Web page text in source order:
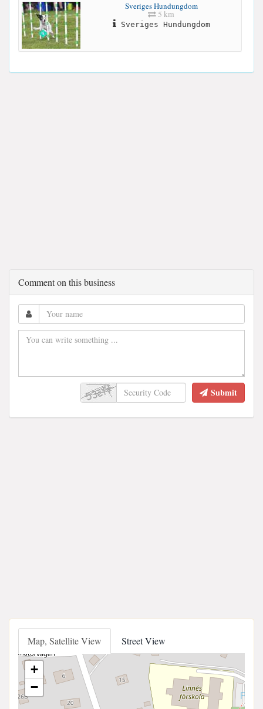
Sveriges Hundungdom
5 km
Sveriges Hundungdom
Comment on this business
Submit
Map, Satellite View Street View
+
−